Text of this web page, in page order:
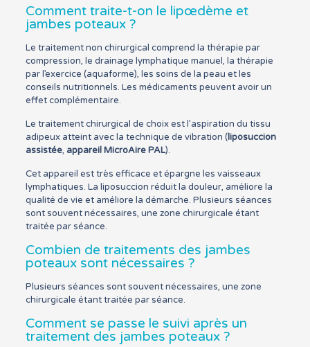
Comment traite-t-on le lipœdème et
jambes poteaux ?
Le traitement non chirurgical comprend la thérapie par
compression, le drainage lymphatique manuel, la thérapie
par l’exercice (aquaforme), les soins de la peau et les
conseils nutritionnels. Les médicaments peuvent avoir un
effet complémentaire.
Le traitement chirurgical de choix est l’aspiration du tissu
adipeux atteint avec la technique de vibration (liposuccion
assistée, appareil MicroAire PAL).
Cet appareil est très efficace et épargne les vaisseaux
lymphatiques. La liposuccion réduit la douleur, améliore la
qualité de vie et améliore la démarche. Plusieurs séances
sont souvent nécessaires, une zone chirurgicale étant
traitée par séance.
Combien de traitements des jambes
poteaux sont nécessaires ?
Plusieurs séances sont souvent nécessaires, une zone
chirurgicale étant traitée par séance.
Comment se passe le suivi après un
traitement des jambes poteaux ?